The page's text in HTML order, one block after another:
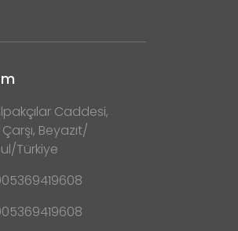
Caddesi,
Beyazıt/
Türkiye